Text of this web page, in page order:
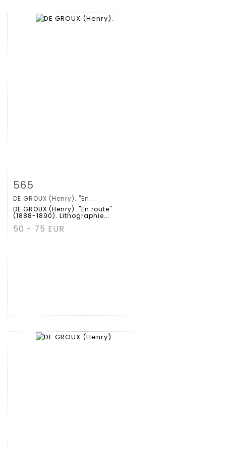
拍品详情
565
DE GROUX (Henry). "En...
DE GROUX (Henry). "En route"
(1888-1890). Lithographie...
50 - 75 EUR